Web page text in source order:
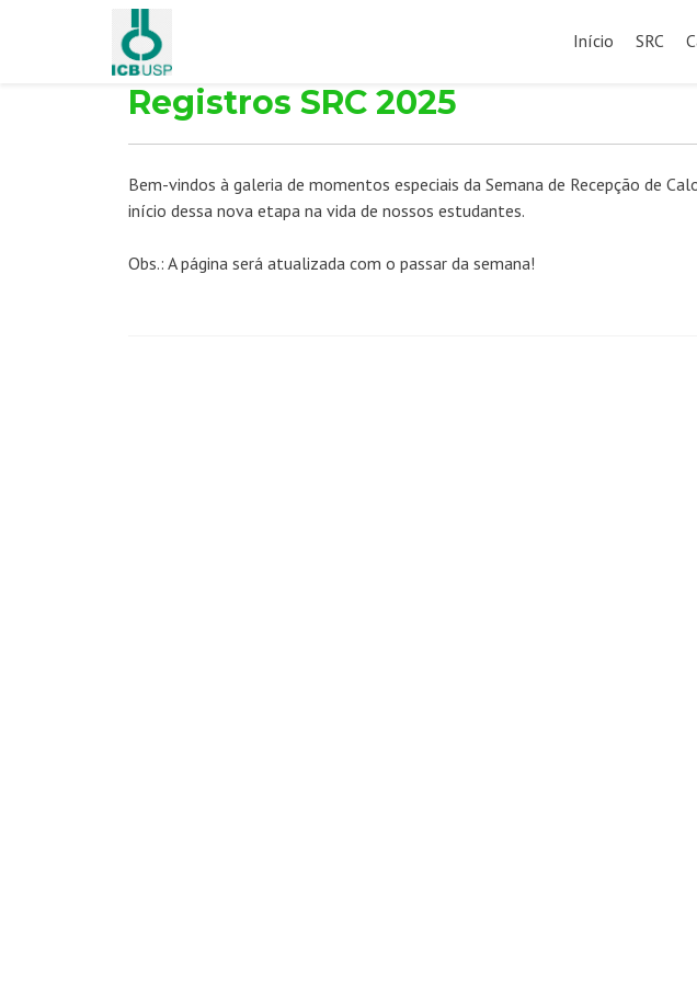
para
Início SRC
Registros SRC 2025
Bem-vindos à galeria de momentos especiais da Semana de Recepção de
início dessa nova etapa na vida de nossos estudantes.
Obs.: A página será atualizada com o passar da semana!